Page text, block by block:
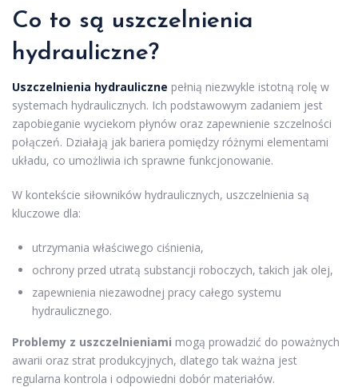
Co to są uszczelnienia
hydrauliczne?
Uszczelnienia hydrauliczne pełnią niezwykle istotną rolę w
systemach hydraulicznych. Ich podstawowym zadaniem jest
zapobieganie wyciekom płynów oraz zapewnienie szczelności
połączeń. Działają jak bariera pomiędzy różnymi elementami
układu, co umożliwia ich sprawne funkcjonowanie.
W kontekście siłowników hydraulicznych, uszczelnienia są
kluczowe dla:
utrzymania właściwego ciśnienia,
ochrony przed utratą substancji roboczych, takich jak olej,
zapewnienia niezawodnej pracy całego systemu
hydraulicznego.
Problemy z uszczelnieniami mogą prowadzić do poważnych
awarii oraz strat produkcyjnych, dlatego tak ważna jest
regularna kontrola i odpowiedni dobór materiałów.